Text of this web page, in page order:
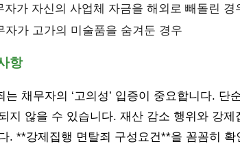
자가 자신의 사업체 자금을 해외로 빼돌린 경
자가 고가의 미술품을 숨겨둔 경우
항
는 채무자의 ‘고의성’ 입증이 중요합니다.
지 않을 수 있습니다. 재산 감소 행위와 강
. **강제집행 면탈죄 구성요건**을 꼼꼼히 확